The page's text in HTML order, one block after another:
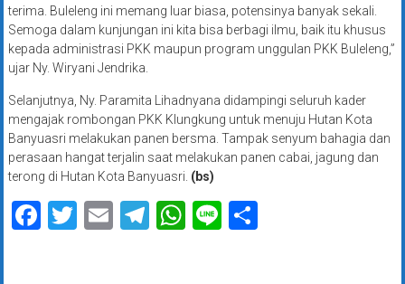
terima. Buleleng ini memang luar biasa, potensinya banyak sekali.
Semoga dalam kunjungan ini kita bisa berbagi ilmu, baik itu khusus
kepada administrasi PKK maupun program unggulan PKK Buleleng,”
ujar Ny. Wiryani Jendrika.
Selanjutnya, Ny. Paramita Lihadnyana didampingi seluruh kader
mengajak rombongan PKK Klungkung untuk menuju Hutan Kota
Banyuasri melakukan panen bersma. Tampak senyum bahagia dan
perasaan hangat terjalin saat melakukan panen cabai, jagung dan
terong di Hutan Kota Banyuasri. (bs)
Facebook
Twitter
EmailTelegram
WhatsApp
LineShare